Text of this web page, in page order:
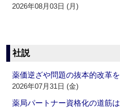
2026年08月03日 (月)
社説
薬価逆ざや問題の抜本的改革を
2026年07月31日 (金)
薬局パートナー資格化の道筋は